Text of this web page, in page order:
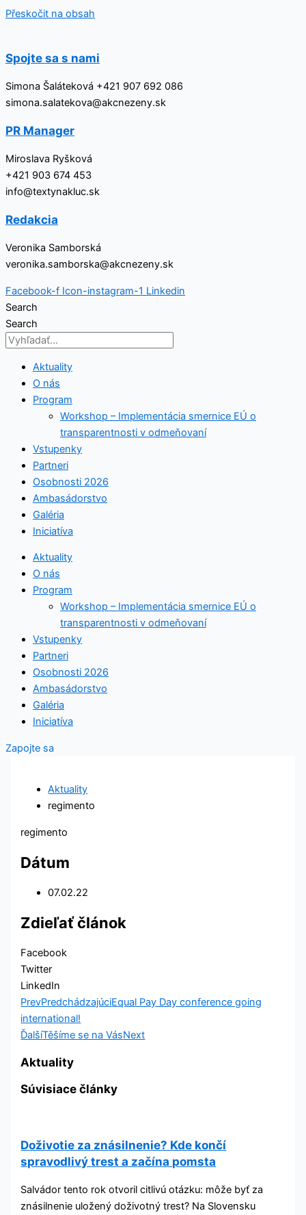
Přeskočit na obsah
Spojte sa s nami
Simona Šaláteková +421 907 692 086
simona.salatekova@akcnezeny.sk
PR Manager
Miroslava Ryšková
+421 903 674 453
info@textynakluc.sk
Redakcia
Veronika Samborská
veronika.samborska@akcnezeny.sk
Facebook-f Icon-instagram-1 Linkedin
Search
Search
Aktuality
O nás
Program
Workshop – Implementácia smernice EÚ o
transparentnosti v odmeňovaní
Vstupenky
Partneri
Osobnosti 2026
Ambasádorstvo
Galéria
Iniciatíva
Aktuality
O nás
Program
Workshop – Implementácia smernice EÚ o
transparentnosti v odmeňovaní
Vstupenky
Partneri
Osobnosti 2026
Ambasádorstvo
Galéria
Iniciatíva
Zapojte sa
Aktuality
regimento
regimento
Dátum
07.02.22
Zdieľať článok
Facebook
Twitter
LinkedIn
PrevPredchádzajúciEqual Pay Day conference going
international!
ĎalšíTěšíme se na VásNext
Aktuality
Súvisiace články
Doživotie za znásilnenie? Kde končí
spravodlivý trest a začína pomsta
Salvádor tento rok otvoril citlivú otázku: môže byť za
znásilnenie uložený doživotný trest? Na Slovensku